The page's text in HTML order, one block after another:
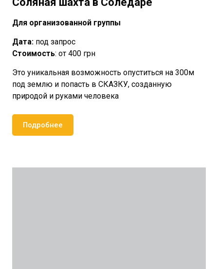
Для организованной группы
Дата: под запрос
Стоимость: от 400 грн
Это уникальная возможность опуститься на 300м
под землю и попасть в СКАЗКУ, созданную
природой и руками человека
Подробнее